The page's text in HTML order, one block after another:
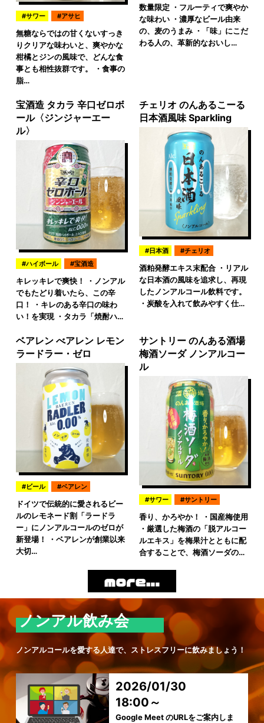
サワー アサヒ
無糖ならではの甘くないすっき
りクリアな味わいと、爽やかな
柑橘とジンの風味で、どんな食
事とも相性抜群です。 ・食事の
脂…
数量限定 ・フルーティで爽やか
な味わい ・濃厚なビール由来
の、麦のうまみ ・「味」にこだ
わる人の、革新的なおいし…
宝酒造 タカラ 辛口ゼロボ
ール〈ジンジャーエー
ル〉
ハイボール 宝酒造
キレッキレで爽快！ ・ノンアル
でもたどり着いたら、この辛
口！ ・キレのある辛口の味わ
い！を実現 ・タカラ「焼酎ハ…
チェリオ のんあるこーる
日本酒風味 Sparkling
日本酒 チェリオ
酒粕発酵エキス末配合 ・リアル
な日本酒の風味を追求し、再現
したノンアルコール飲料です。
・炭酸を入れて飲みやすく仕…
ベアレン べアレン レモン
ラードラー・ゼロ
ビール ベアレン
ドイツで伝統的に愛されるビー
ルのレモネード割「ラードラ
ー」にノンアルコールのゼロが
新登場！ ・ベアレンが創業以来
大切…
サントリー のんある酒場
梅酒ソーダ ノンアルコー
ル
サワー サントリー
香り、かろやか！ ・国産梅使用
・厳選した梅酒の「脱アルコー
ルエキス」を梅果汁とともに配
合することで、梅酒ソーダの…
ノンアル飲み会
ノンアルコールを愛する人達で、ストレスフリーに飲みましょう！
2026/01/30
18:00～
Google Meet のURLをご案内しま